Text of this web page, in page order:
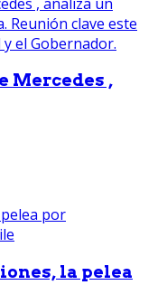
Mercedes ,
la pelea